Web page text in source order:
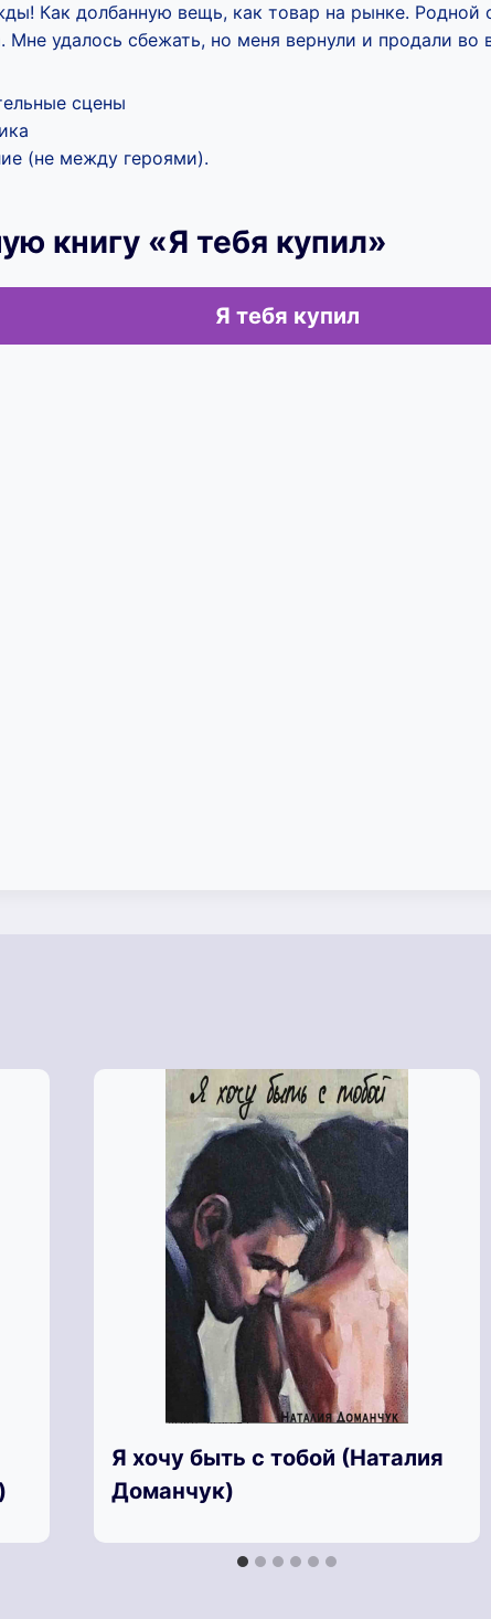
Как долбанную вещь, как товар на рынке. Родной
Мне удалось сбежать, но меня вернули и продали во
сцены
(не между героями).
книгу «Я тебя купил»
Я тебя купил
Я хочу быть с тобой (Наталия
Доманчук)